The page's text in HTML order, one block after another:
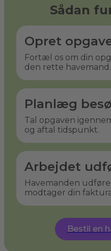
Sådan
Opret
Fortæl os om din
den rette havemand.
Planlæg
Tal opgaven
og aftal tidspunkt.
Arbejdet
Havemanden
modtager din
Bestil en